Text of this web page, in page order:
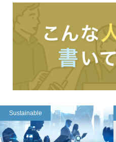
Sustainable